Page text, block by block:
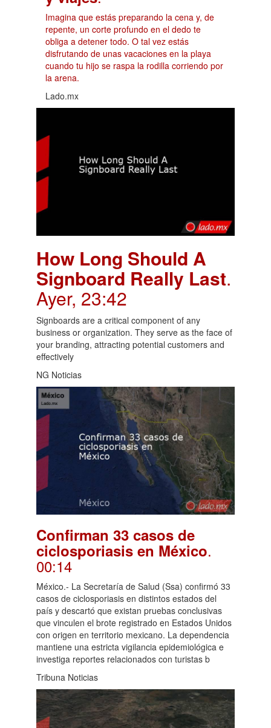
Imagina que estás preparando la cena y, de
repente, un corte profundo en el dedo te
obliga a detener todo. O tal vez estás
disfrutando de unas vacaciones en la playa
cuando tu hijo se raspa la rodilla corriendo por
la arena.
Lado.mx
How Long Should A
Signboard Really Last.
Ayer, 23:42
Signboards are a critical component of any
business or organization. They serve as the face of
your branding, attracting potential customers and
effectively
NG Noticias
Confirman 33 casos de
ciclosporiasis en México.
00:14
México.- La Secretaría de Salud (Ssa) confirmó 33
casos de ciclosporiasis en distintos estados del
país y descartó que existan pruebas conclusivas
que vinculen el brote registrado en Estados Unidos
con origen en territorio mexicano. La dependencia
mantiene una estricta vigilancia epidemiológica e
investiga reportes relacionados con turistas b
Tribuna Noticias